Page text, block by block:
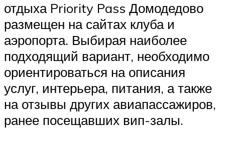
отдыха Priority Pass Домодедово
размещен на сайтах клуба и
аэропорта. Выбирая наиболее
подходящий вариант, необходимо
ориентироваться на описания
услуг, интерьера, питания, а также
на отзывы других авиапассажиров,
ранее посещавших вип-залы.